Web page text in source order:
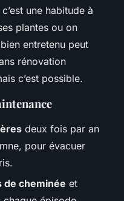
une habitude à
plantes ou on
entretenu peut
rénovation
c’est possible.
deux fois par an
pour évacuer
de cheminée et